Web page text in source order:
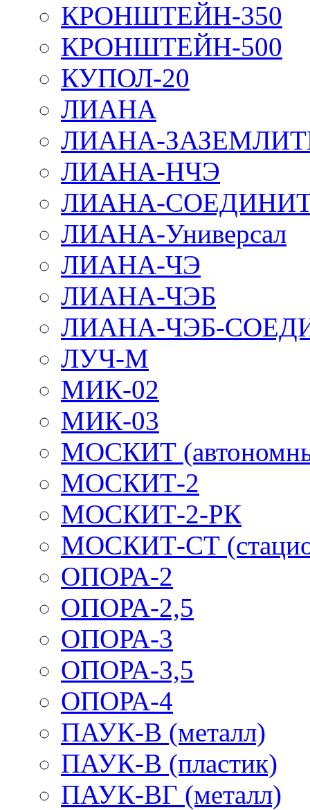
КРОНШТЕЙН-350
КРОНШТЕЙН-500
КУПОЛ-20
ЛИАНА
ЛИАНА-
ЛИАНА-НЧЭ
ЛИАНА-
ЛИАНА-Универсал
ЛИАНА-ЧЭ
ЛИАНА-ЧЭБ
ЛИАНА-ЧЭБ-
ЛУЧ-М
МИК-02
МИК-03
МОСКИТ
МОСКИТ-2
МОСКИТ-2-РК
МОСКИТ-СТ
ОПОРА-2
ОПОРА-2,5
ОПОРА-3
ОПОРА-3,5
ОПОРА-4
ПАУК-В (металл)
ПАУК-В (пластик)
ПАУК-ВГ (металл)